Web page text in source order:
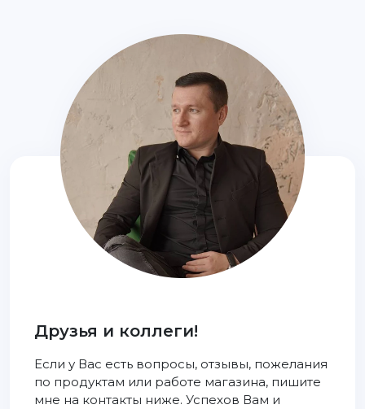
Друзья и коллеги!
Если у Вас есть вопросы, отзывы, пожелания
по продуктам или работе магазина, пишите
мне на контакты ниже. Успехов Вам и